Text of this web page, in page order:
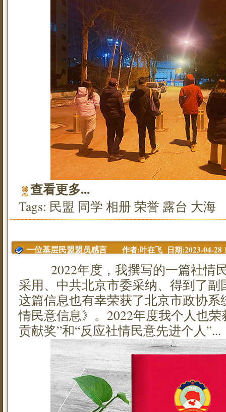
查看更多...
Tags: 民盟 同学 相册 荣誉 露台 大海
一位基层民盟盟员感言 作者:叶在飞 日期:2023-04-28
2022年度，我撰写的一篇社情民
采用、中共北京市委采纳、得到了
这篇信息也有幸荣获了北京市政协系
情民意信息》。2022年度我个人也
贡献奖”和“反应社情民意先进个人”...